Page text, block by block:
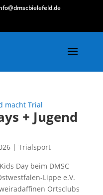
+ Jugend
| Trialsport
Day beim DMSC
Lip­pe e.V.
Orts­clubs